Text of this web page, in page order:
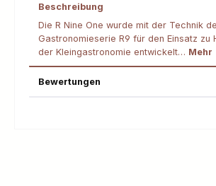
Beschreibung
Die R Nine One wurde mit der Technik
Gastronomieserie R9 für den Einsatz zu
der Kleingastronomie entwickelt… Mehr
Bewertungen